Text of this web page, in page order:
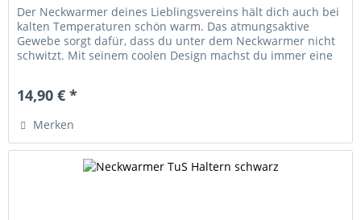
Der Neckwarmer deines Lieblingsvereins hält dich auch bei
kalten Temperaturen schön warm. Das atmungsaktive
Gewebe sorgt dafür, dass du unter dem Neckwarmer nicht
schwitzt. Mit seinem coolen Design machst du immer eine
14,90 € *
Merken